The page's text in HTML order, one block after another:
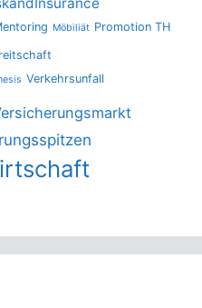
Möbiliät Promotion TH
Verkehrsunfall